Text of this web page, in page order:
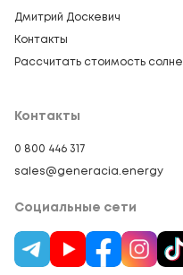
Дмитрий Доскевич
Контакты
Рассчитать стоимость
Контакты
0 800 446 317
sales@generacia.energy
Социальные сети